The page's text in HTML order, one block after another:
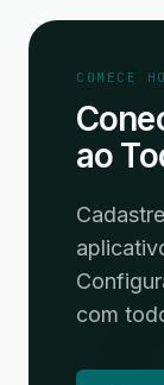
COMECE
ao
com